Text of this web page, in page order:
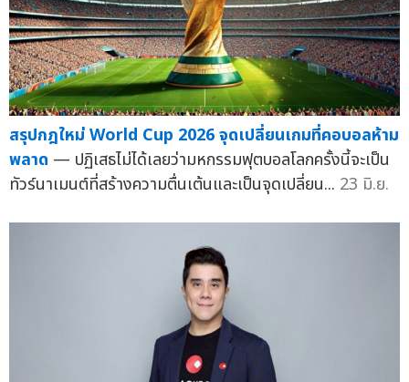
สรุปกฎใหม่ World Cup 2026 จุดเปลี่ยนเกมที่คอบอลห้าม
พลาด — ปฏิเสธไม่ได้เลยว่ามหกรรมฟุตบอลโลกครั้งนี้จะเป็น
ทัวร์นาเมนต์ที่สร้างความตื่นเต้นและเป็นจุดเปลี่ยน... 23 มิ.ย.